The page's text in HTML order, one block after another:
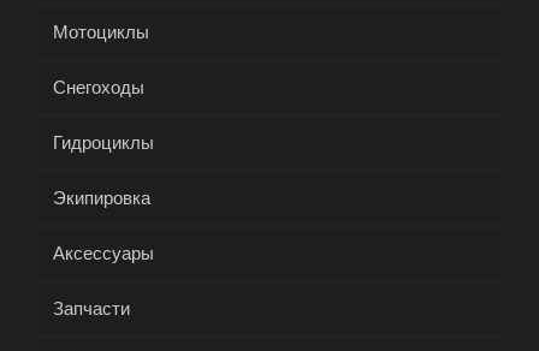
Мотоциклы
Снегоходы
Гидроциклы
Экипировка
Аксессуары
Запчасти